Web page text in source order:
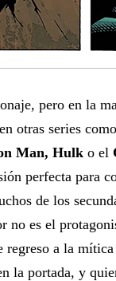
pero en la
otras series
Man, Hulk o el
perfecta para
de los
no es el
regreso a la
la portada, y